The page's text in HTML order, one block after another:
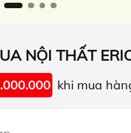
NỘI THẤT
khi mua